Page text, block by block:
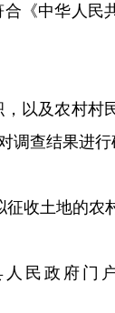
合《中华人民
以及农村村
查结果进行
收土地的农
人民 政府门